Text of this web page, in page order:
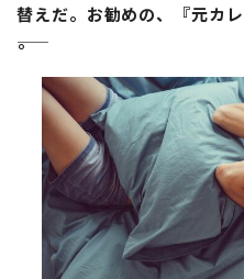
替えだ。お勧めの、『元カ
――。